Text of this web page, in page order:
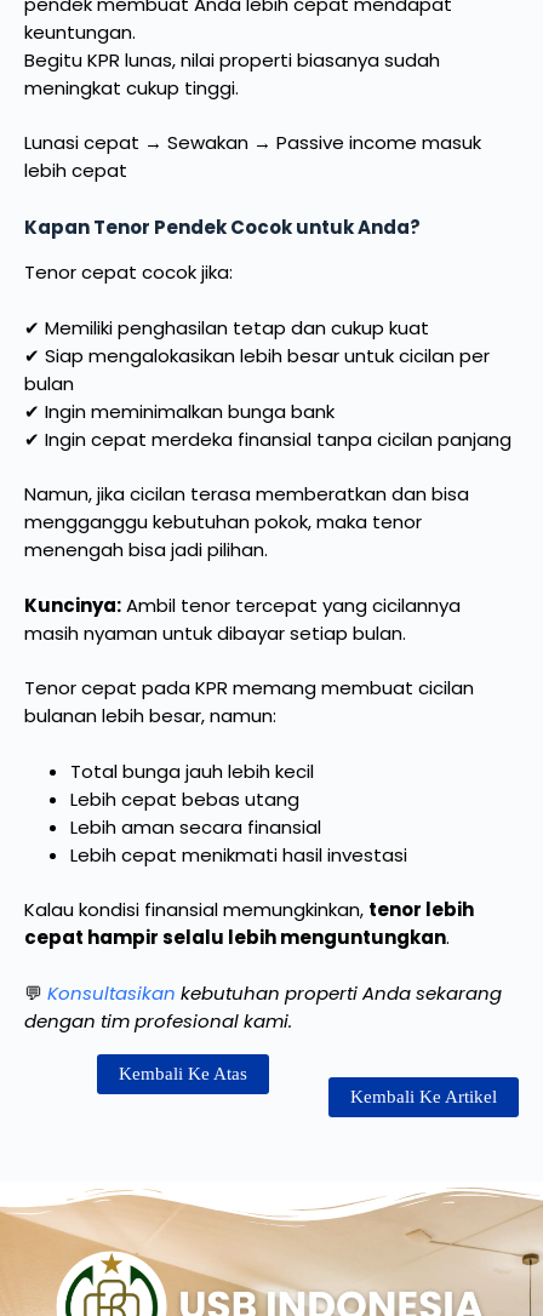
keuntungan.
Begitu KPR lunas, nilai properti biasanya sudah
meningkat cukup tinggi.
Lunasi cepat → Sewakan → Passive income masuk
lebih cepat
Kapan Tenor Pendek Cocok untuk Anda?
Tenor cepat cocok jika:
✔ Memiliki penghasilan tetap dan cukup kuat
✔ Siap mengalokasikan lebih besar untuk cicilan per
bulan
✔ Ingin meminimalkan bunga bank
✔ Ingin cepat merdeka finansial tanpa cicilan panjang
Namun, jika cicilan terasa memberatkan dan bisa
mengganggu kebutuhan pokok, maka tenor
menengah bisa jadi pilihan.
Kuncinya:Ambil tenor tercepat yang cicilannya
masih nyaman untuk dibayar setiap bulan.
Tenor cepat pada KPR memang membuat cicilan
bulanan lebih besar, namun:
Total bunga jauh lebih kecil
Lebih cepat bebas utang
Lebih aman secara finansial
Lebih cepat menikmati hasil investasi
Kalau kondisi finansial memungkinkan, tenor lebih
cepat hampir selalu lebih menguntungkan.
💬 Konsultasikan kebutuhan properti Anda sekarang
dengan tim profesional kami.
Kembali Ke Artikel
Kembali Ke Atas